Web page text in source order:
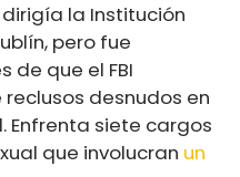
dirigía la Institución
pero fue
de que el FBI
desnudos en
Enfrenta siete cargos
que involucran un